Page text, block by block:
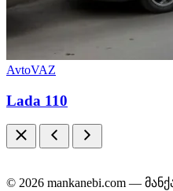
AvtoVAZ
Lada 110
© 2026 mankanebi.com —